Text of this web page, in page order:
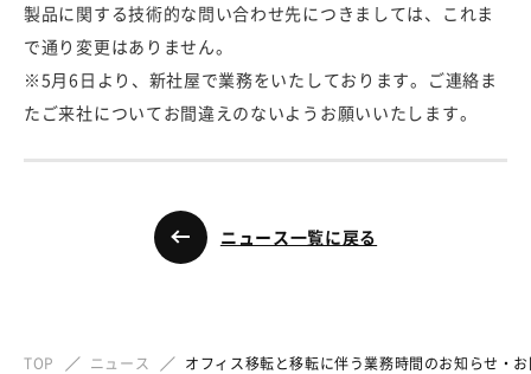
製品に関する技術的な問い合わせ先につきましては、これま
で通り変更はありません。
※5月6日より、新社屋で業務をいたしております。ご連絡ま
たご来社についてお間違えのないようお願いいたします。
ニュース一覧に戻る
TOP ニュース オフィス移転と移転に伴う業務時間のお知らせ・